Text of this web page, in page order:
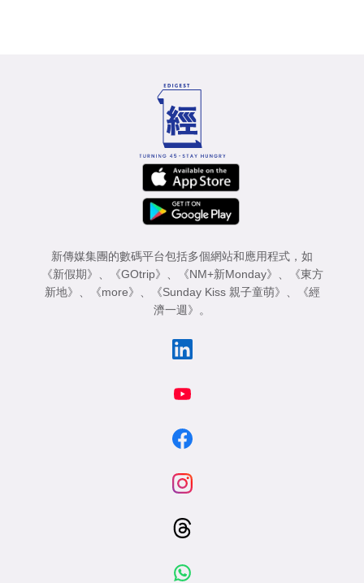
新傳媒集團的數碼平台包括多個網站和應用程式，如
《新假期》
《GOtrip》 《NM+新Monday》
《東方
新地》
《more》 《Sunday Kiss 親子童萌》
《經
濟一週》
。